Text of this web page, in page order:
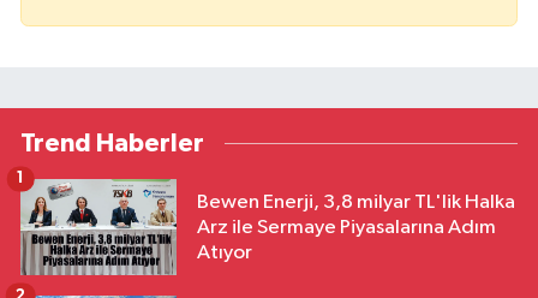
Trend Haberler
Bewen Enerji, 3,8 milyar TL'lik Halka
Arz ile Sermaye Piyasalarına Adım
Atıyor
1